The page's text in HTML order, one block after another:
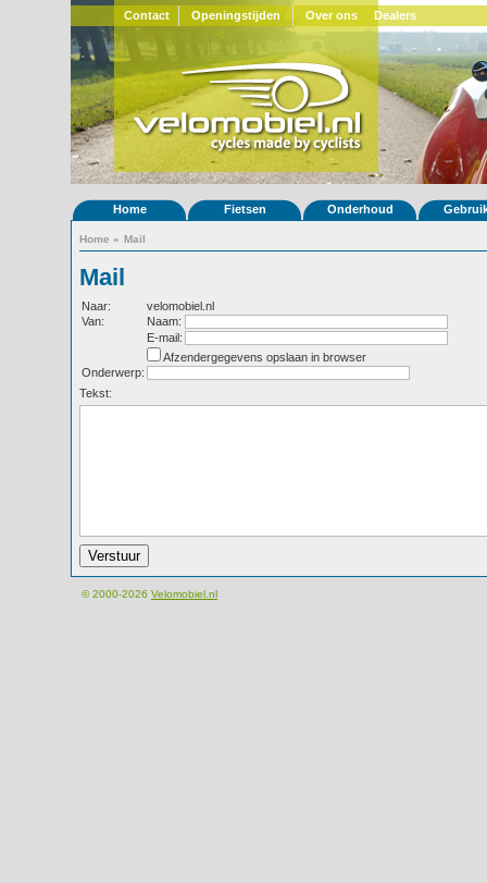
Contact Openingstijden Over ons Dealers
Home Fietsen Onderhoud
Home » Mail
Mail
Naar:
velomobiel.nl
Van:
Naam:
E-mail:
Afzendergegevens opslaan in browser
Onderwerp:
Tekst:
© 2000-2026 Velomobiel.nl